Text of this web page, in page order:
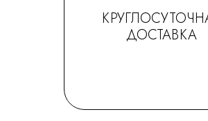
ДОСТАВКА